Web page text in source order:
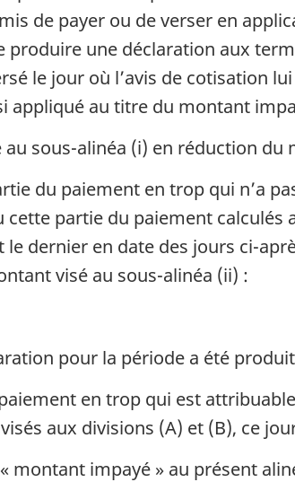
de payer ou de verser en
produire une déclaration aux
le jour où l’avis de cotisation
appliqué au titre du montant
sous-alinéa (i) en réduction du
du paiement en trop qui n’a
partie du paiement
dernier en date des jours ci-
visé au sous-alinéa (ii) :
pour la période a été
en trop qui est
aux divisions (A) et (B), ce
montant impayé » au présent